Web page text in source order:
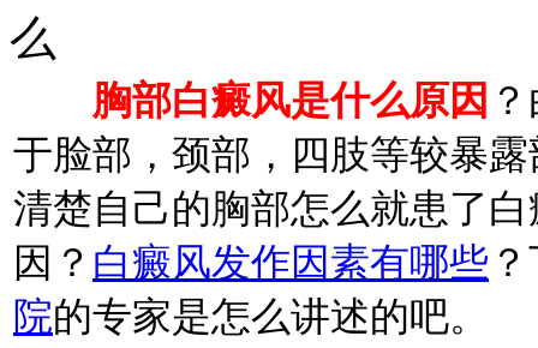
么
胸部白癜风是什么原因
于脸部，颈部，四肢等较暴
清楚自己的胸部怎么就患了
因？ 白癜风发作因素有哪些
院的专家是怎么讲述的吧。